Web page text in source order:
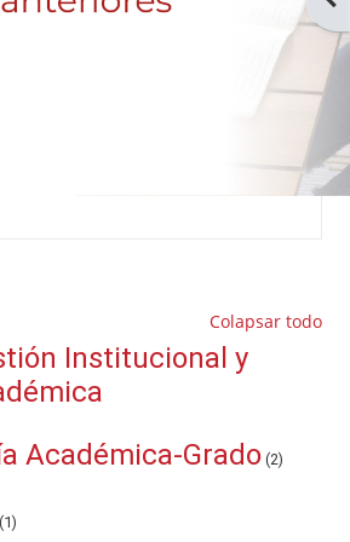
Colapsar todo
Institucional y
Académica-Grado(2)
(1)